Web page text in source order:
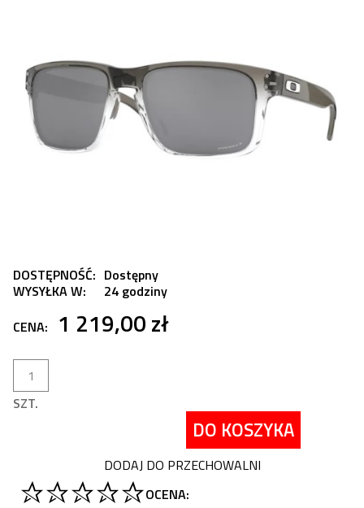
DOSTĘPNOŚĆ: Dostępny
WYSYŁKA W:
24 godziny
CENA:
1 219,00 zł
SZT.
DO KOSZYKA
DODAJ DO PRZECHOWALNI
OCENA: